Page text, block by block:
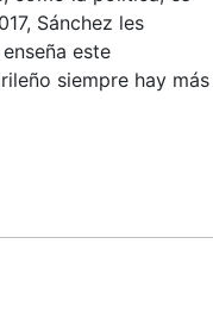
Sánchez les
este
siempre hay más